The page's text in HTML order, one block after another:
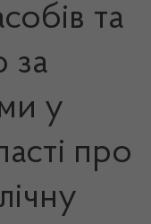
та
за
у
про